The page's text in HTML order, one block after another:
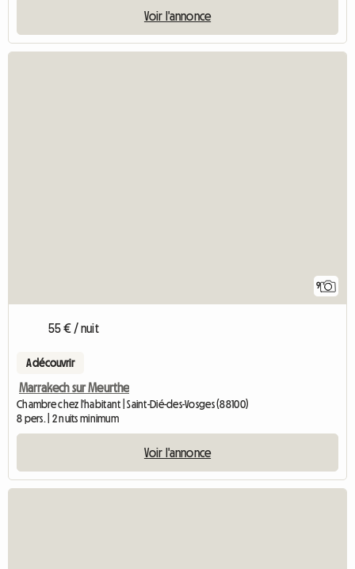
Voir l'annonce
9
55 € / nuit
A découvrir
Marrakech sur Meurthe
Chambre chez l'habitant | Saint-Dié-des-Vosges (88100)
8 pers. | 2 nuits minimum
Voir l'annonce